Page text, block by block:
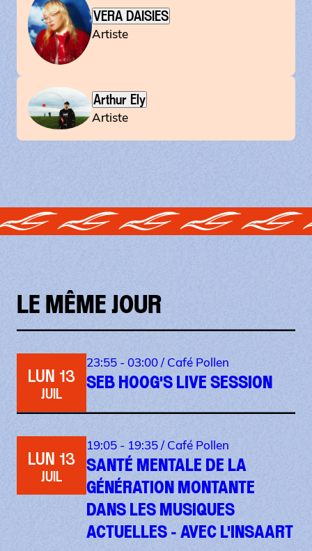
VERA DAISIES
Artiste
Arthur Ely
Artiste
LE MÊME JOUR
LUN 13
JUIL
23:55 - 03:00 /Café Pollen
SEB HOOG'S LIVE SESSION
LUN 13
JUIL
19:05 - 19:35 /Café Pollen
SANTÉ MENTALE DE LA
GÉNÉRATION MONTANTE
DANS LES MUSIQUES
ACTUELLES - AVEC L'INSAART